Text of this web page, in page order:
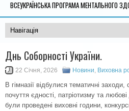
ВСЕУКРАЇНСЬКА ПРОГРАМА МЕНТАЛЬНОГО
Днь Соборності України.
22 Січня, 2026 Новини, Виховна
В гімназії відбулися тематичні
почуття єдності, патріотизму та
були проведені виховні години,